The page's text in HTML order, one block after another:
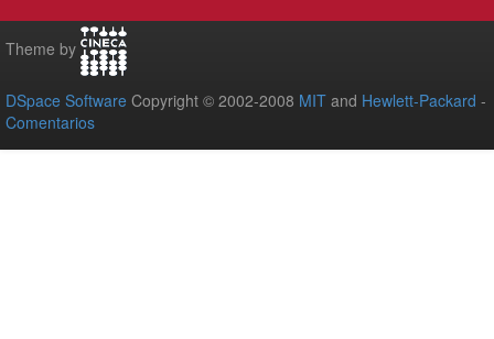
Theme by
DSpace Software Copyright © 2002-2008 MIT and Hewlett-Packard -
Comentarios